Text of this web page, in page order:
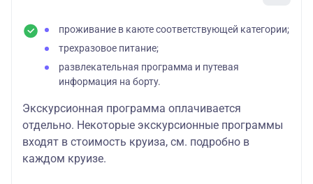
проживание в каюте соответствующей категории;
трехразовое питание;
развлекательная программа и путевая
информация на борту.
Экскурсионная программа оплачивается
отдельно. Некоторые экскурсионные программы
входят в стоимость круиза, см. подробно в
каждом круизе.